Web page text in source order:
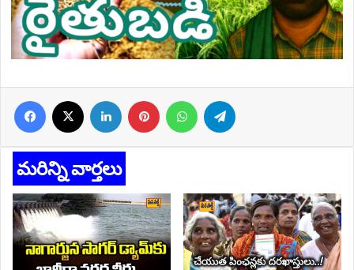
Facebook LinkedIn Pinterest WhatsApp
మరిన్ని వార్తలు